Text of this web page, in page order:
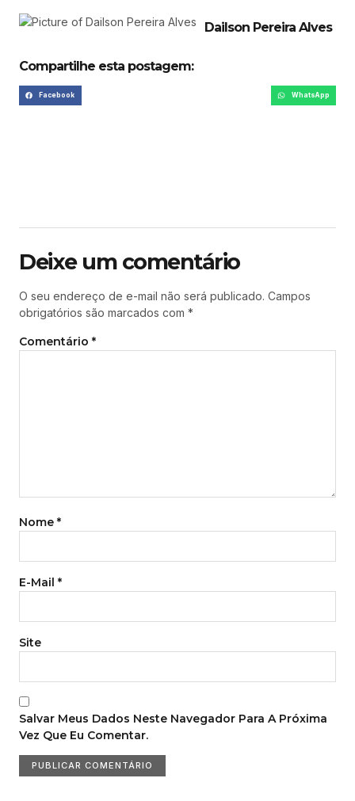
Dailson Pereira Alves
Compartilhe esta postagem:
Facebook WhatsApp
Deixe um comentário
O seu endereço de e-mail não será publicado. Campos
obrigatórios são marcados com *
Comentário *
Nome *
E-Mail *
Site
Salvar Meus Dados Neste Navegador Para A Próxima
Vez Que Eu Comentar.